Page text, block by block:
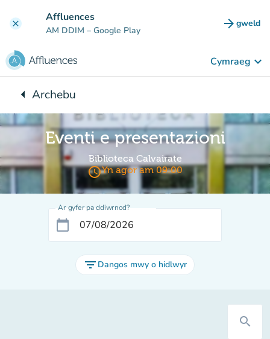
clear Affluences
AM DDIM – Google Play arrow_forward gweld
(tab
Cymraeg keyboard_arrow_down
arrow_leftYn ôl i:
Archebu
Eventi e presentazioni
Biblioteca Calvairate
access_timeYn agor am 09:00
Ar gyfer pa ddiwrnod?
calendar_today
filter_list Dangos mwy o hidlwyr
search